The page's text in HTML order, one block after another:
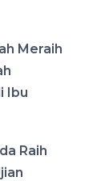
Meraih
Ibu
Raih